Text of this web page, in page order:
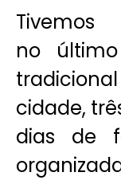
Tivemos
no
cidade,
dias de